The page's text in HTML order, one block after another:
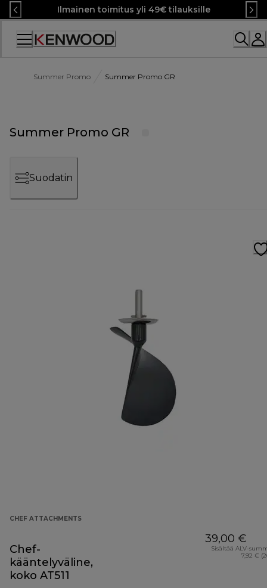
Skip
to
Content
Ilmainen toimitus yli 49€ tilauksille
Summer Promo Summer Promo GR
Summer Promo GR
Suodatin
CHEF ATTACHMENTS
Chef-
kääntelyväline,
koko AT511
39,00 €
Sisältää ALV-
7,92 €